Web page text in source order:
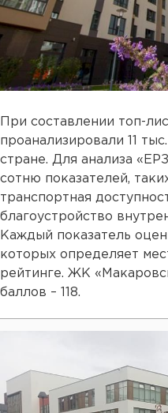
При составлении топ-
проанализировали 11
стране. Для анализа
сотню показателей,
транспортная
благоустройство
Каждый показатель
которых определяет
рейтинге. ЖК
баллов – 118.